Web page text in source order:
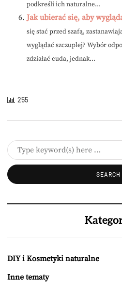
podkreśli ich naturalne...
Jak ubierać się, aby
się stać przed szafą,
wyglądać szczuplej? Wybór
zdziałać cuda, jednak...
255
DIY i Kosmetyki naturalne
Inne tematy